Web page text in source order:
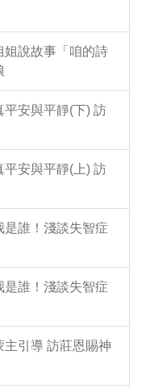
姐說故事「咱的詩
安與平靜(下) 訪
安與平靜(上) 訪
誰！淺談失智症
誰！淺談失智症
引導 訪莊恩賜神